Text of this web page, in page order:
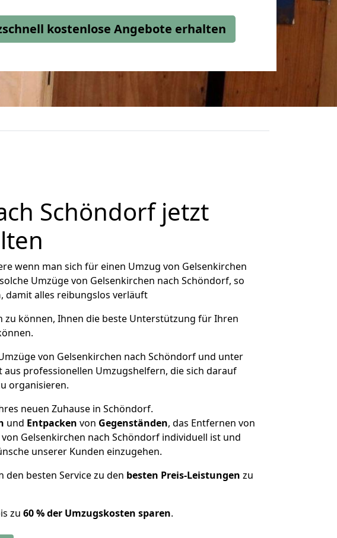
kostenlose Angebote erhalten
Schöndorf jetzt
wenn man sich für einen Umzug von Gelsenkirchen
Umzüge von Gelsenkirchen nach Schöndorf, so
, damit alles reibungslos verläuft
können, Ihnen die beste Unterstützung für Ihren
von Gelsenkirchen nach Schöndorf und unter
aus professionellen Umzugshelfern, die sich darauf
organisieren.
neuen Zuhause in Schöndorf.
und Entpacken von Gegenständen, das Entfernen von
Gelsenkirchen nach Schöndorf individuell ist und
unserer Kunden einzugehen.
besten Service zu den besten Preis-Leistungen zu
zu 60 % der Umzugskosten sparen.